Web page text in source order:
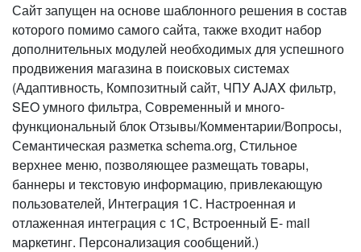
Сайт запущен на основе шаблонного решения в состав
которого помимо самого сайта, также входит набор
дополнительных модулей необходимых для успешного
продвижения магазина в поисковых системах
(Адаптивность, Композитный сайт, ЧПУ AJAX фильтр,
SEO умного фильтра, Современный и много-
функциональный блок Отзывы/Комментарии/Вопросы,
Семантическая разметка schema.org, Стильное
верхнее меню, позволяющее размещать товары,
баннеры и текстовую информацию, привлекающую
пользователей, Интеграция 1С. Настроенная и
отлаженная интеграция с 1С, Встроенный E- mail
маркетинг. Персонализация сообщений.)